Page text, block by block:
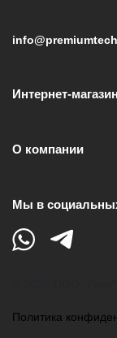
Интернет-магазин
О компании
Мы в
Политика